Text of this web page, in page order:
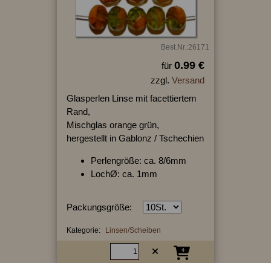
Best.Nr.:26171
für 0.99 €
zzgl. Versand
Glasperlen Linse mit facettiertem
Rand,
Mischglas orange grün,
hergestellt in Gablonz / Tschechien
Perlengröße: ca. 8/6mm
LochØ: ca. 1mm
Packungsgröße:
Kategorie: Linsen/Scheiben